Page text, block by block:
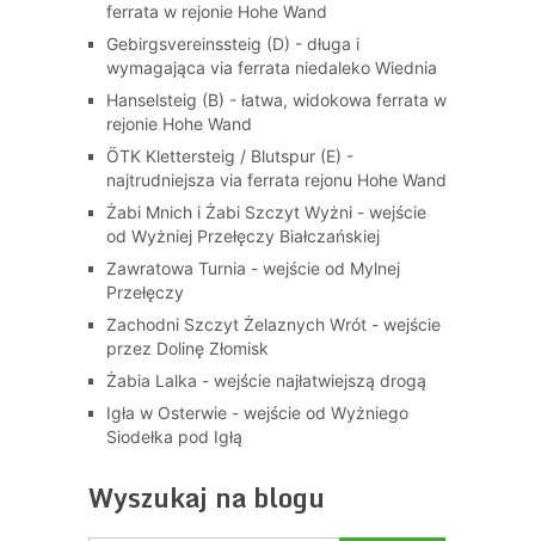
ferrata w rejonie Hohe Wand
Gebirgsvereinssteig (D) - długa i
wymagająca via ferrata niedaleko Wiednia
Hanselsteig (B) - łatwa, widokowa ferrata w
rejonie Hohe Wand
ÖTK Klettersteig / Blutspur (E) -
najtrudniejsza via ferrata rejonu Hohe Wand
Żabi Mnich i Żabi Szczyt Wyżni - wejście
od Wyżniej Przełęczy Białczańskiej
Zawratowa Turnia - wejście od Mylnej
Przełęczy
Zachodni Szczyt Żelaznych Wrót - wejście
przez Dolinę Złomisk
Żabia Lalka - wejście najłatwiejszą drogą
Igła w Osterwie - wejście od Wyżniego
Siodełka pod Igłą
Wyszukaj na blogu